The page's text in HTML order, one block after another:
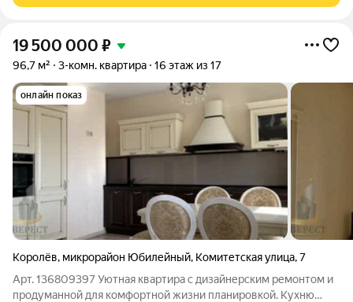
19 500 000 ₽
96,7 м² 3-комн. квартира 16 этаж из 17
онлайн показ
Королёв, микрорайон Юбилейный, Комитетская улица,7
Арт. 136809397 Уютная квартира с дизайнерским ремонтом и
продуманной для комфортной жизни планировкой. Кухню